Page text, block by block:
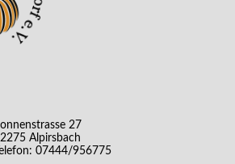
27
Alpirsbach
07444/956775